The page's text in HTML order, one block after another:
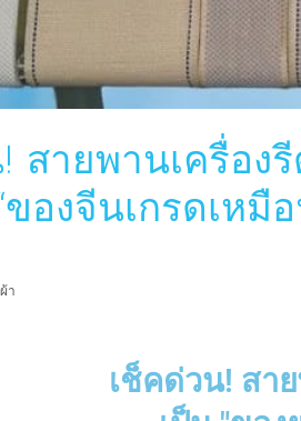
สายพานเครื่อง
องจีนเกรดเหมือ
า
เช็คด่วน! สา